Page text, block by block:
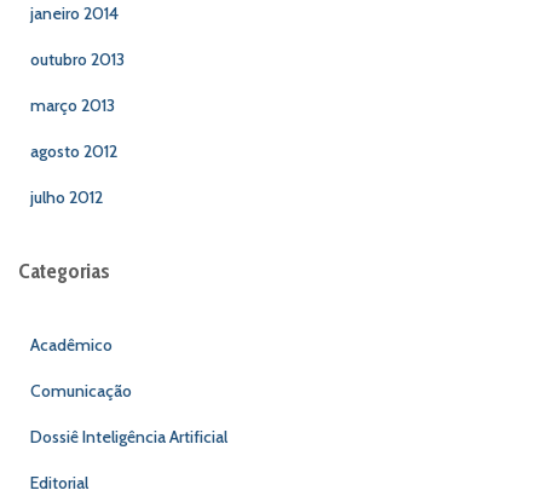
janeiro 2014
outubro 2013
março 2013
agosto 2012
julho 2012
Categorias
Acadêmico
Comunicação
Dossiê Inteligência Artificial
Editorial